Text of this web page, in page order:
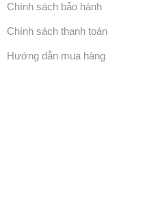
Chính sách bảo hành
Chính sách thanh toán
Hướng dẫn mua hàng